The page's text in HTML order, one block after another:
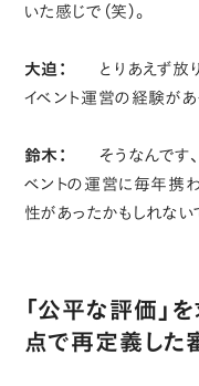
いた感じで（笑）。
大迫：
とりあえず放
イベント運営の経験があ
鈴木：
そうなんです
ベントの運営に毎年携
性があったかもしれない
「公平な評価」
点で再定義した